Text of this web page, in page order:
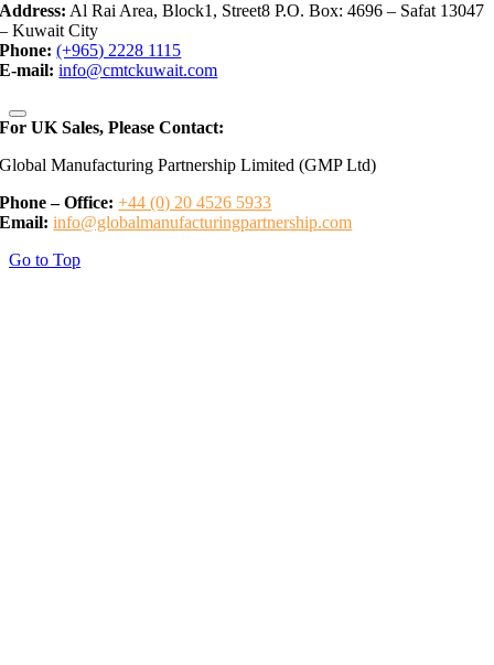
Address: Al Rai Area, Block1, Street8 P.O. Box: 4696 – Safat 13047
– Kuwait City
Phone: (+965) 2228 1115
E-mail: info@cmtckuwait.com
For UK Sales, Please Contact:
Global Manufacturing Partnership Limited (GMP Ltd)
Phone – Office: +44 (0) 20 4526 5933
Email: info@globalmanufacturingpartnership.com
Go to Top